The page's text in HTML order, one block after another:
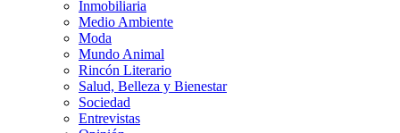
Inmobiliaria
Medio Ambiente
Moda
Mundo Animal
Rincón Literario
Salud, Belleza y Bienestar
Sociedad
Entrevistas